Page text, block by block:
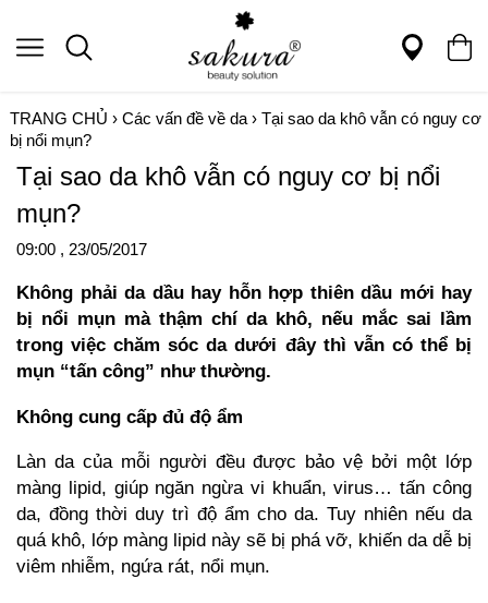
TRANG CHỦ › Các vấn đề về da › Tại sao da khô vẫn có nguy cơ
bị nổi mụn?
Tại sao da khô vẫn có nguy cơ bị nổi
mụn?
09:00 , 23/05/2017
Không phải da dầu hay hỗn hợp thiên dầu mới hay
bị nổi mụn mà thậm chí da khô, nếu mắc sai lầm
trong việc chăm sóc da dưới đây thì vẫn có thể bị
mụn “tấn công” như thường.
Không cung cấp đủ độ ẩm
Làn da của mỗi người đều được bảo vệ bởi một lớp
màng lipid, giúp ngăn ngừa vi khuẩn, virus… tấn công
da, đồng thời duy trì độ ẩm cho da. Tuy nhiên nếu da
quá khô, lớp màng lipid này sẽ bị phá vỡ, khiến da dễ bị
viêm nhiễm, ngứa rát, nổi mụn.